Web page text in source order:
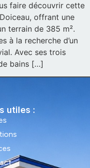
faire découvrir cette
offrant une
terrain de 385 m².
à la recherche d’un
Avec ses trois
bains […]
utiles :